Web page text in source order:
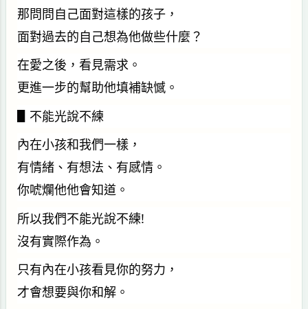
那問問自己面對這樣的孩子，
面對過去的自己想為他做些什麼？
在愛之後，看見需求。
更進一步的幫助他填補缺憾。
▋不能光說不練
內在小孩和我們一樣，
有情緒、有想法、有感情。
你唬爛他他會知道。
所以我們不能光說不練!
沒有實際作為。
只有內在小孩看見你的努力，
才會想要與你和解。